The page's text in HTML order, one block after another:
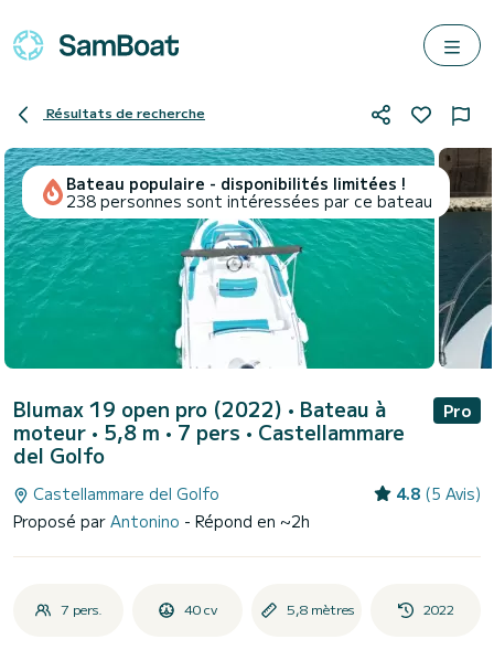
Résultats de recherche
Bateau populaire - disponibilités limitées !
238 personnes sont intéressées par ce bateau
Blumax 19 open pro (2022) • Bateau à
moteur • 5,8 m • 7 pers • Castellammare
del Golfo
Pro
Castellammare del Golfo 4.8 (5 Avis)
Proposé par Antonino - Répond en ~2h
7 pers. 40 cv 5,8 mètres 2022